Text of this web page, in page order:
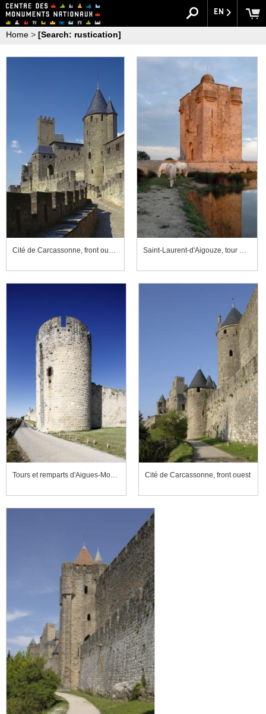
EN
Home > [Search: rustication]
Cité de Carcassonne, front ouest Saint-Laurent-d'Aigouze, tour Carbonnière
Tours et remparts d'Aigues-Mortes, tour des Bourguignons Cité de Carcassonne, front ouest